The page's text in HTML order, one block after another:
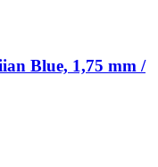
Blue, 1,75 mm /